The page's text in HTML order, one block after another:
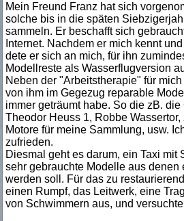
Mein Freund Franz hat sich
solche bis in die späten
sammeln. Er beschafft sich
Internet. Nachdem er mich kennt
dete er sich an mich, für ihn
Modellreste als Wasserflugversion
Neben der "Arbeitstherapie" für
von ihm im Gegezug reparable
immer geträumt habe. So die zB.
Theodor Heuss 1, Robbe
Motore für meine Sammlung, usw.
zufrieden.
Diesmal geht es darum, ein Taxi
sehr gebrauchte Modelle aus
werden soll. Für das zu
einen Rumpf, das Leitwerk, eine
von Schwimmern aus, und